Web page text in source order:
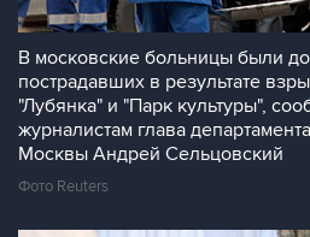
В московские больницы были
пострадавших в результате
"Лубянка" и "Парк культуры",
журналистам глава
Москвы Андрей Сельцовский
Фото Reuters